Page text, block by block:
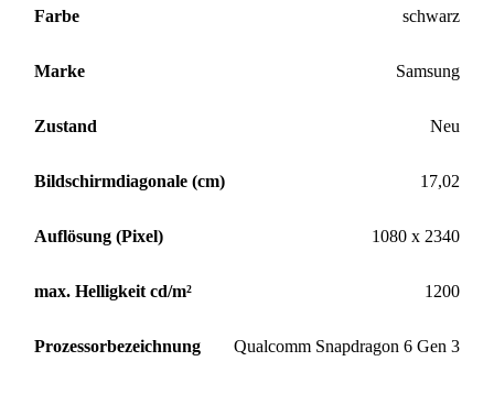
Farbe schwarz
Marke Samsung
Zustand Neu
Bildschirmdiagonale (cm) 17,02
Auflösung (Pixel) 1080 x 2340
max. Helligkeit cd/m² 1200
Prozessorbezeichnung Qualcomm Snapdragon 6 Gen 3